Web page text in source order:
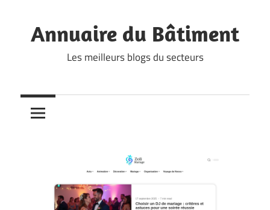
content
Annuaire du Bâtiment
Les meilleurs blogs du secteurs